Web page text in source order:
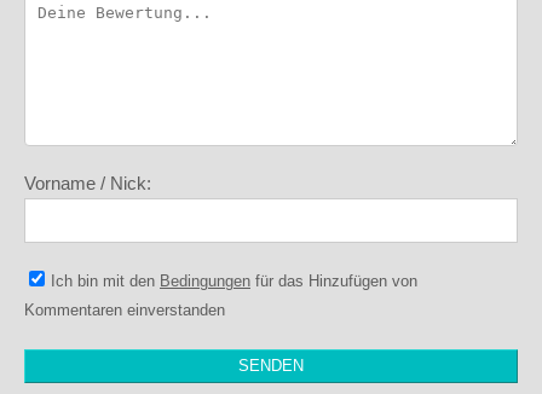
Vorname / Nick:
Ich bin mit den Bedingungen für das Hinzufügen von
Kommentaren einverstanden